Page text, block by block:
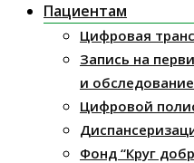
Пациентам
Цифровая
Запись на
и обследование
Цифровой
Фонд “Круг